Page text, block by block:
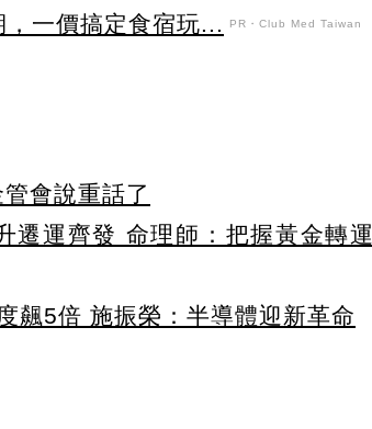
一價搞定食宿玩... PR・Club Med Taiwan
會說重話了
遷運齊發 命理師：把握黃金轉運
飆5倍 施振榮：半導體迎新革命